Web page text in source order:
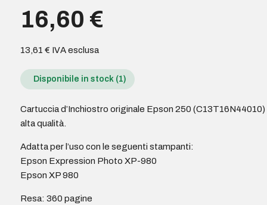
16,60 €
13,61 € IVA esclusa
Disponibile in stock (1)
Cartuccia d’Inchiostro originale Epson 250 (C13T16N44010)
alta qualità.
Adatta per l’uso con le seguenti stampanti:
Epson Expression Photo XP-980
Epson XP 980
Resa: 360 pagine